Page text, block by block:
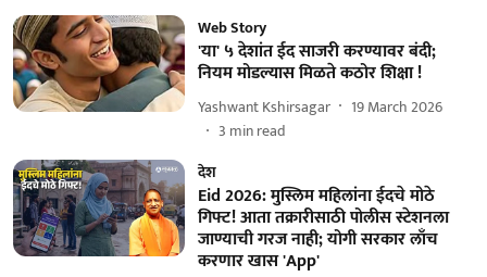
Web Story
'या' ५ देशांत ईद साजरी करण्यावर बंदी;
नियम मोडल्यास मिळते कठोर शिक्षा !
Yashwant Kshirsagar
19 March 2026
3 min read
देश
Eid 2026: मुस्लिम महिलांना ईदचे मोठे
गिफ्ट! आता तक्रारीसाठी पोलीस स्टेशनला
जाण्याची गरज नाही; योगी सरकार लाँच
करणार खास 'App'